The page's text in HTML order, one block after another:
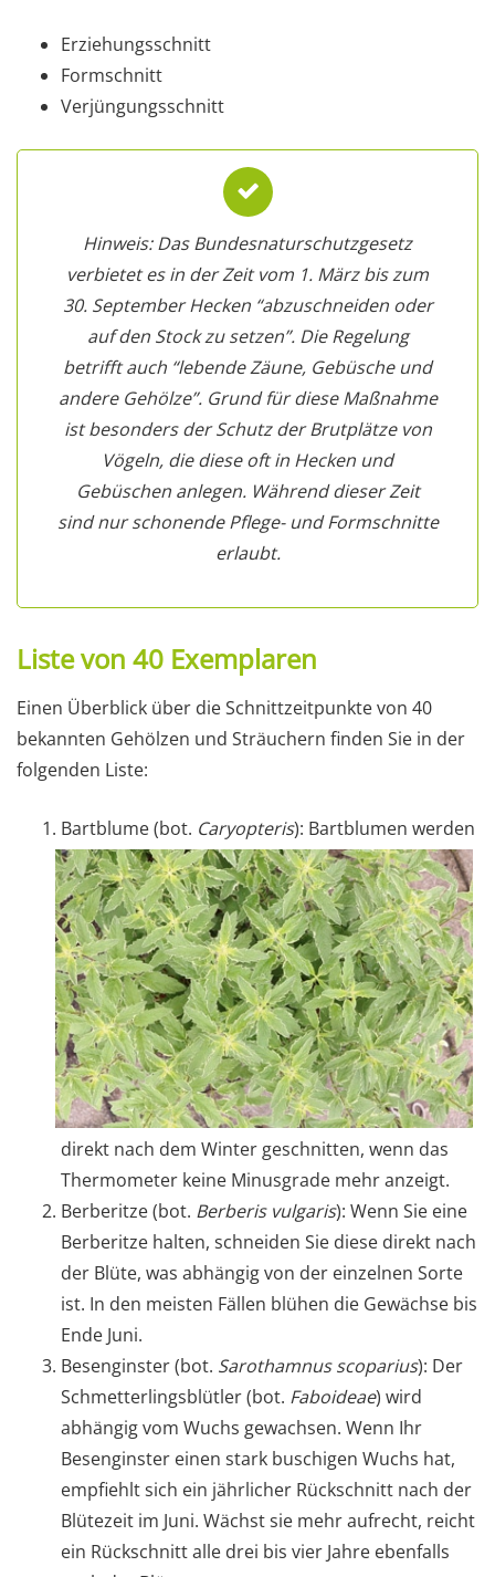
Erziehungsschnitt
Formschnitt
Verjüngungsschnitt
Hinweis: Das Bundesnaturschutzgesetz
verbietet es in der Zeit vom 1. März bis zum
30. September Hecken “abzuschneiden oder
auf den Stock zu setzen”. Die Regelung
betrifft auch “lebende Zäune, Gebüsche und
andere Gehölze”. Grund für diese Maßnahme
ist besonders der Schutz der Brutplätze von
Vögeln, die diese oft in Hecken und
Gebüschen anlegen. Während dieser Zeit
sind nur schonende Pflege- und Formschnitte
erlaubt.
Liste von 40 Exemplaren
Einen Überblick über die Schnittzeitpunkte von 40
bekannten Gehölzen und Sträuchern finden Sie in der
folgenden Liste:
Bartblume (bot. Caryopteris): Bartblumen werden
direkt nach dem Winter geschnitten, wenn das
Thermometer keine Minusgrade mehr anzeigt.
Berberitze (bot. Berberis vulgaris): Wenn Sie eine
Berberitze halten, schneiden Sie diese direkt nach
der Blüte, was abhängig von der einzelnen Sorte
ist. In den meisten Fällen blühen die Gewächse bis
Ende Juni.
Besenginster (bot. Sarothamnus scoparius): Der
Schmetterlingsblütler (bot. Faboideae) wird
abhängig vom Wuchs gewachsen. Wenn Ihr
Besenginster einen stark buschigen Wuchs hat,
empfiehlt sich ein jährlicher Rückschnitt nach der
Blütezeit im Juni. Wächst sie mehr aufrecht, reicht
ein Rückschnitt alle drei bis vier Jahre ebenfalls